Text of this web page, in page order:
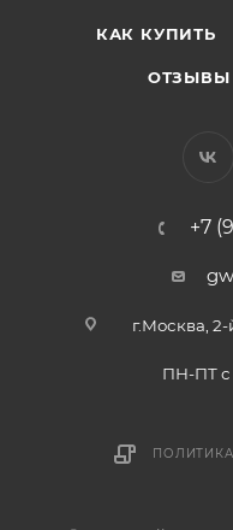
стеклоподъемника
стеклоподъемника
КАК КУПИТЬ
ОТЗЫВЫ
+7
г.Москва,
ПН-ПТ с